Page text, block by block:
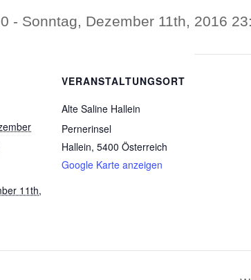
- Sonntag, Dezember 11th, 2016
11th,
VERANSTALTUNGSORT
Alte Saline Hallein
Pernerinsel
Hallein, 5400 Österreich
Google Karte anzeigen